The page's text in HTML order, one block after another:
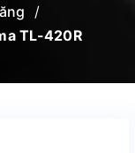
/
TL-420R